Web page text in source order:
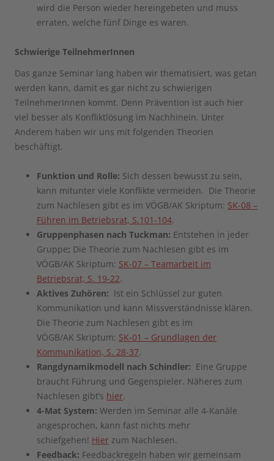
wird die Person wieder hereingebeten und muss
erraten, welche fünf Dinge es waren.
Schwierige TeilnehmerInnen
Das ganze Seminar lang haben wir thematisiert, was getan
werden kann, damit es gar nicht zu schwierigen
TeilnehmerInnen kommt. Denn Prävention ist auch hier
viel besser als Konfliktlösung im Nachhinein. Unter
Anderem haben wir uns mit folgenden Theorien
beschäftigt.
Funktion und Rolle: Sich dessen bewusst zu sein,
kann mitunter viele Konflikte vermeiden. Die Theorie
zum Nachlesen gibt es im VÖGB/AK Skriptum: SK-08 –
Führen im Betriebsrat, S.101-104.
Gruppenphasen nach Tuckman: Entstehen in jeder
Gruppe; Die Theorie zum Nachlesen gibt es im
VÖGB/AK Skriptum: SK-07 – Teamarbeit im
Betriebsrat, S. 19-22.
Aktives Zuhören: Ist ein Schlüssel zur guten
Kommunikation und kann Missverständnisse klären.
Die Theorie zum Nachlesen gibt es im
VÖGB/AK Skriptum: SK-01 – Grundlagen der
Kommunikation, S. 28-37.
Rangdynamikmodell nach Schindler: Eine Gruppe
braucht Führung und Gegenspieler. Näheres zum
Nachlesen gibt’s hier.
4-Mat System: Werden im Seminar alle 4-Kanäle
angesprochen, kann fast nichts mehr
schiefgehen! Hier zum Nachlesen.
Feedback: Feedbackregeln haben wir gemeinsam